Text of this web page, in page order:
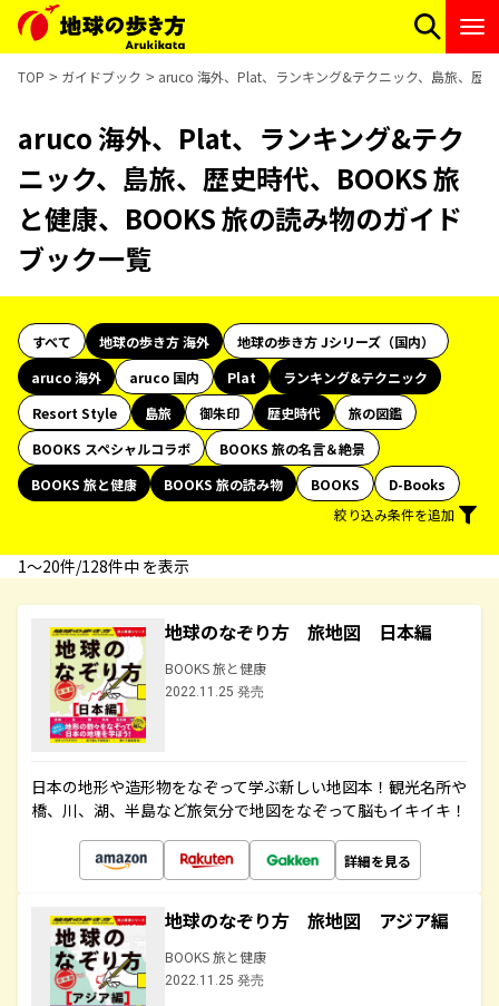
TOP ガイドブック aruco 海外、Plat、ランキング&テクニック、島旅、歴
aruco 海外、Plat、ランキング&テク
ニック、島旅、歴史時代、BOOKS 旅
と健康、BOOKS 旅の読み物のガイド
ブック一覧
すべて 地球の歩き方 海外
地球の歩き方 Jシリーズ（国内）
aruco 海外
aruco 国内 Plat
ランキング&テクニック
Resort Style
島旅 御朱印 歴史時代
旅の図鑑
BOOKS スペシャルコラボ
BOOKS 旅の名言＆絶景
BOOKS 旅と健康
BOOKS 旅の読み物 BOOKS
D-Books
絞り込み条件を追加
1〜20件/128件中 を表示
地球のなぞり方 旅地図 日本編
BOOKS 旅と健康
2022.11.25 発売
日本の地形や造形物をなぞって学ぶ新しい地図本！観光名所や
橋、川、湖、半島など旅気分で地図をなぞって脳もイキイキ！
詳細を見る
地球のなぞり方 旅地図 アジア編
BOOKS 旅と健康
2022.11.25 発売